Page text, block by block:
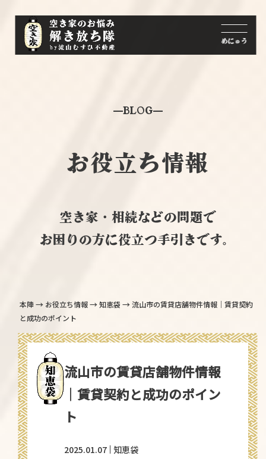
BLOG
お役立ち情報
空き家・相続などの問題で
お困りの方に役立つ手引きです。
本陣→ お役立ち情報→知恵袋 →流山市の賃貸店舗物件情報｜賃貸契約
と成功のポイント
流山市の賃貸店舗物件情報
｜賃貸契約と成功のポイン
ト
2025.01.07 知恵袋